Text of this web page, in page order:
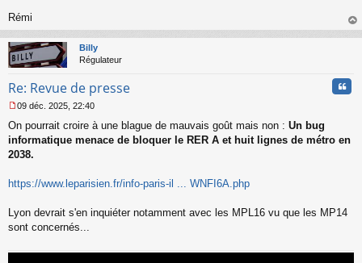
Rémi
au
Billy
Régulateur
Re: Revue de presse
e
s
s
e
o
n
09 déc. 2025, 22:40
On pourrait croire à une blague de mauvais goût mais non : Un bug
informatique menace de bloquer le RER A et huit lignes de métro en
2038.
https://www.leparisien.fr/info-paris-il ... WNFI6A.php
Lyon devrait s'en inquiéter notamment avec les MPL16 vu que les MP14
sont concernés...